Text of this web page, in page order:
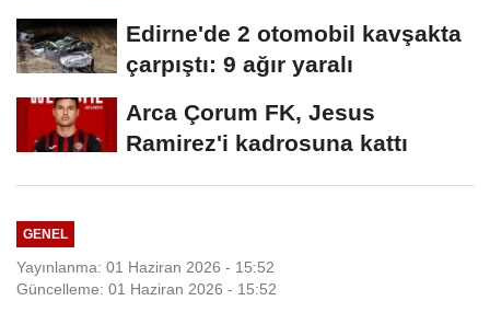
Edirne'de 2 otomobil kavşakta
çarpıştı: 9 ağır yaralı
Arca Çorum FK, Jesus
Ramirez'i kadrosuna kattı
GENEL
Yayınlanma: 01 Haziran 2026 - 15:52
Güncelleme: 01 Haziran 2026 - 15:52